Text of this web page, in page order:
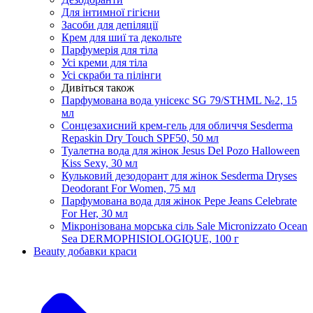
Для інтимної гігієни
Засоби для депіляції
Крем для шиї та декольте
Парфумерія для тіла
Усі креми для тіла
Усі скраби та пілінги
Дивіться також
Парфумована вода унісекс SG 79/STHML №2, 15
мл
Сонцезахисний крем-гель для обличчя Sesderma
Repaskin Dry Touch SPF50, 50 мл
Туалетна вода для жінок Jesus Del Pozo Halloween
Kiss Sexy, 30 мл
Кульковий дезодорант для жінок Sesderma Dryses
Deodorant For Women, 75 мл
Парфумована вода для жінок Pepe Jeans Celebrate
For Her, 30 мл
Мікронізована морська сіль Sale Micronizzato Ocean
Sea DERMOPHISIOLOGIQUE, 100 г
Beauty добавки краси